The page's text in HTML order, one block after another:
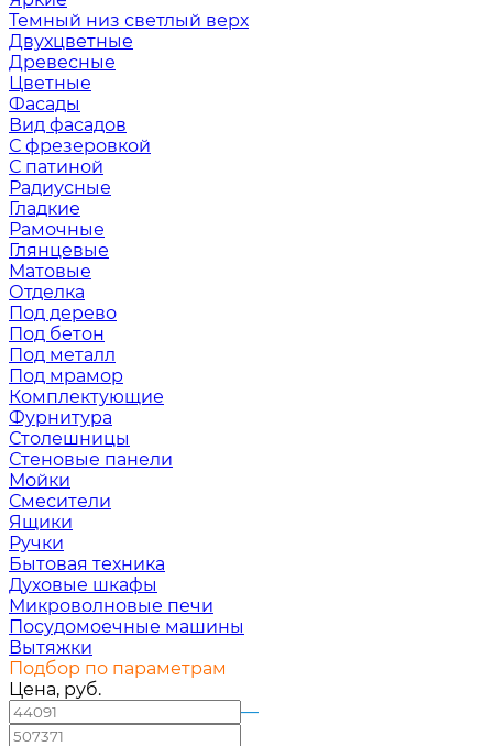
Темный низ светлый верх
Двухцветные
Древесные
Цветные
Фасады
Вид фасадов
С фрезеровкой
С патиной
Радиусные
Гладкие
Рамочные
Глянцевые
Матовые
Отделка
Под дерево
Под бетон
Под металл
Под мрамор
Комплектующие
Фурнитура
Столешницы
Стеновые панели
Мойки
Смесители
Ящики
Ручки
Бытовая техника
Духовые шкафы
Микроволновые печи
Посудомоечные машины
Вытяжки
Подбор по параметрам
Цена, руб.
—